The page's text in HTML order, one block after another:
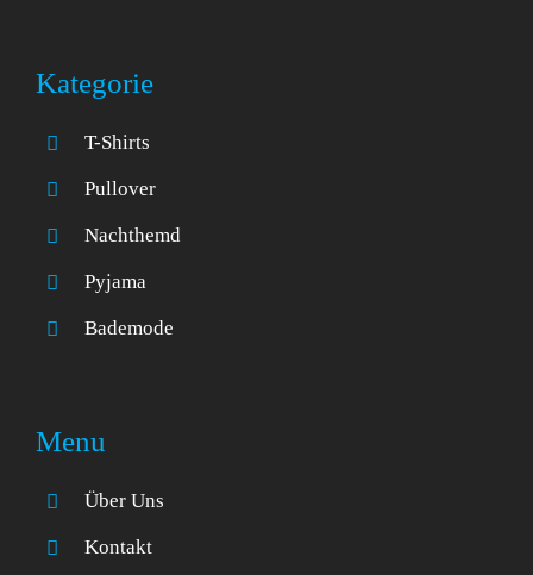
Kategorie
T-Shirts
Pullover
Nachthemd
Pyjama
Bademode
Menu
Über Uns
Kontakt